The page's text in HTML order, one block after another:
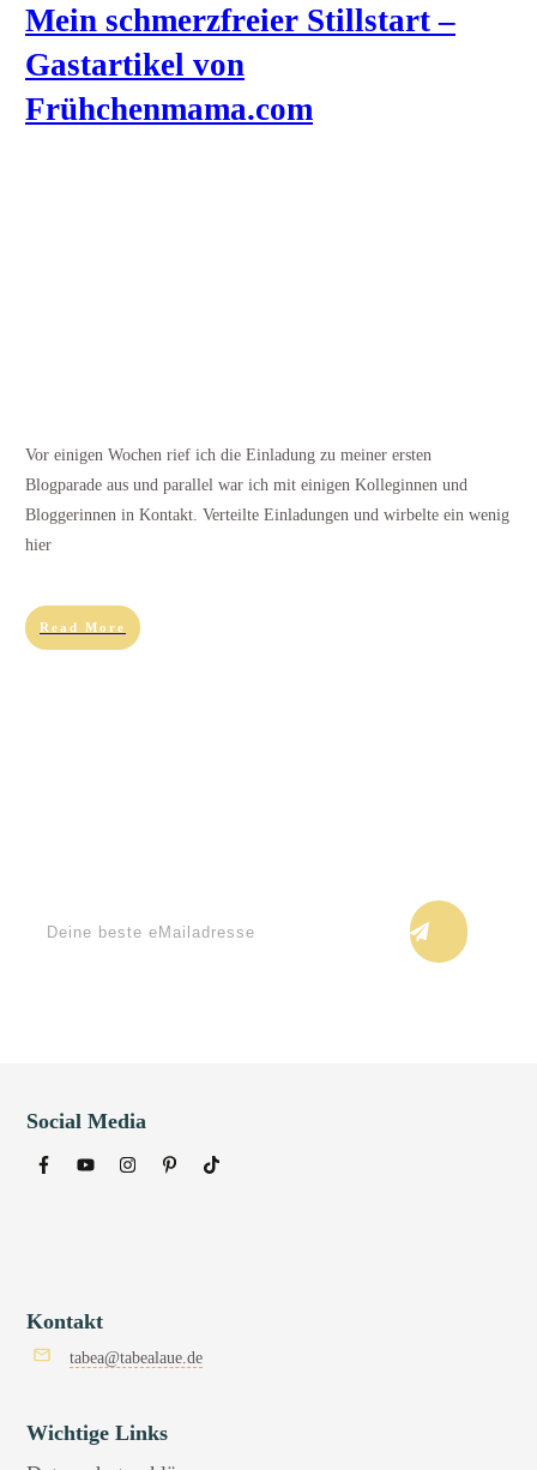
Mein schmerzfreier Stillstart –
Gastartikel von
Frühchenmama.com
Vor einigen Wochen rief ich die Einladung zu meiner ersten
Blogparade aus und parallel war ich mit einigen Kolleginnen und
Bloggerinnen in Kontakt. Verteilte Einladungen und wirbelte ein wenig
hier
Read More
Social Media
Kontakt
tabea@tabealaue.de
Wichtige Links